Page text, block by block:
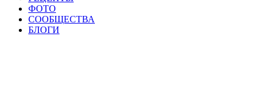
ФОТО
СООБЩЕСТВА
БЛОГИ